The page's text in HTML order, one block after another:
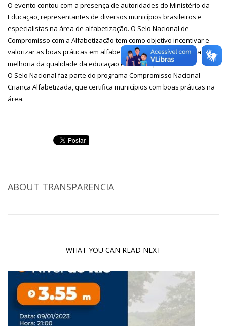
O evento contou com a presença de autoridades do Ministério da
Educação, representantes de diversos municípios brasileiros e
especialistas na área de alfabetização. O Selo Nacional de
Compromisso com a Alfabetização tem como objetivo incentivar e
valorizar as boas práticas em alfabetização, contribuindo para a
melhoria da qualidade da educação em todo o país.
O Selo Nacional faz parte do programa Compromisso Nacional
Criança Alfabetizada, que certifica municípios com boas práticas na
área.
ABOUT TRANSPARENCIA
WHAT YOU CAN READ NEXT